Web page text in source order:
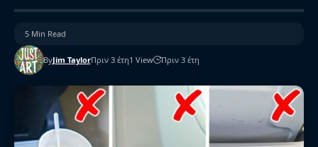
ByJim TaylorΠριν 3 έτη1 View Πριν 3 έτη
5 Min Read